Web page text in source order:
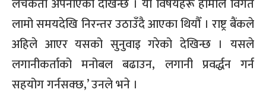
लचकता अपनाएको देखिन्छ । यी विषयहरू हामीले विगत
लामो समयदेखि निरन्तर उठाउँदै आएका थियौँ । राष्ट्र बैंकले
अहिले आएर यसको सुनुवाइ गरेको देखिन्छ । यसले
लगानीकर्ताको मनोबल बढाउन, लगानी प्रवर्द्धन गर्न
सहयोग गर्नसक्छ,’ उनले भने ।